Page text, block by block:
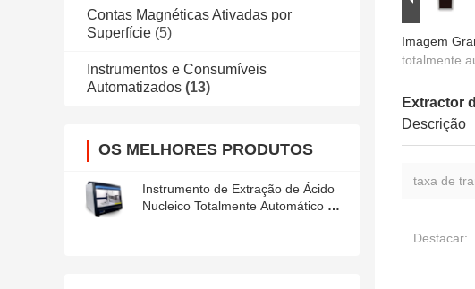
Contas Magnéticas Ativadas por
Superfície (5)
Instrumentos e Consumíveis
Automatizados (13)
OS MELHORES PRODUTOS
Instrumento de Extração de Ácido
Nucleico Totalmente Automático de
Imagem
totalmente
Extractor
Descrição
taxa de
Destacar: